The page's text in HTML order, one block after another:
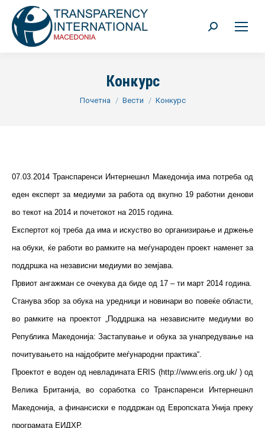
Search:
Конкурс
You are here:
Почетна Вести Конкурс
07.03.2014 Транспаренси Интернешнл Македонија има потреба од
еден експерт за медиуми за работа од вкупно 19 работни денови
во текот на 2014 и почетокот на 2015 година.
Експертот кој треба да има и искуство во организирање и држење
на обуки, ќе работи во рамките на меѓународен проект наменет за
поддршка на независни медиуми во земјава.
Првиот ангажман се очекува да биде од 17 – ти март 2014 година.
Станува збор за обука на уредници и новинари во повеќе области,
во рамките на проектот „Поддршка на независните медиуми во
Република Македонија: Застапување и обука за унапредување на
почитувањето на најдобрите меѓународни практика“.
Проектот е воден од невладината ERIS (http://www.eris.org.uk/ ) од
Велика Британија, во соработка со Транспаренси Интернешнл
Македонија, а финансиски е поддржан од Европската Унија преку
програмата ЕИДХР.